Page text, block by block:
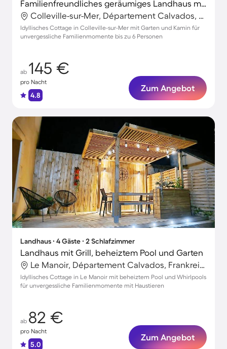
Familienfreundliches geräumiges Landhaus mit Grill und Garten
Colleville-sur-Mer, Département Calvados, Frankreich
Idyllisches Cottage in Colleville-sur-Mer mit Garten und Kamin für
unvergessliche Familienmomente bis zu 6 Personen
ab 145 €
pro Nacht
4.8
Zum Angebot
Landhaus ∙ 4 Gäste ∙ 2 Schlafzimmer
Landhaus mit Grill, beheiztem Pool und Garten
Le Manoir, Département Calvados, Frankreich
Idyllisches Cottage in Le Manoir mit beheiztem Pool und Whirlpools
für unvergessliche Familienmomente mit Haustieren
ab 82 €
pro Nacht
5.0
Zum Angebot